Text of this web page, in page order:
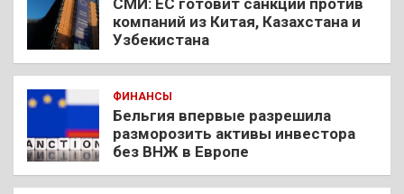
СМИ: ЕС готовит санкции против
компаний из Китая, Казахстана и
Узбекистана
ФИНАНСЫ
Бельгия впервые разрешила
разморозить активы инвестора
без ВНЖ в Европе